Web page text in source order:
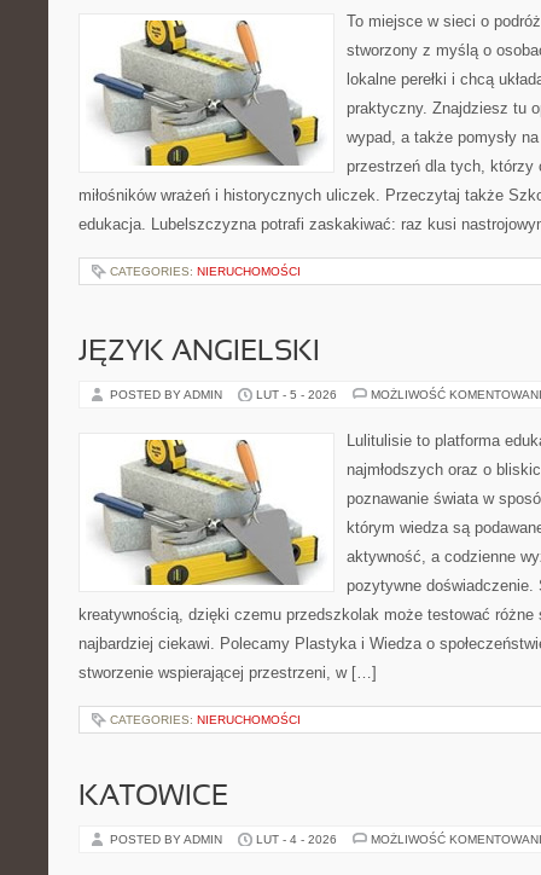
To miejsce w sieci o
stworzony z myślą o
lokalne perełki i chcą
praktyczny. Znajdziesz tu
wypad, a także pomysły
przestrzeń dla tych, którzy
miłośników wrażeń i historycznych uliczek. Przeczytaj także
edukacja. Lubelszczyzna potrafi zaskakiwać: raz kusi
CATEGORIES: NIERUCHOMOŚCI
JĘZYK ANGIELSKI
POSTED BY ADMIN LUT - 5 - 2026 MOŻLIWOŚĆ
Lulitulisie to platforma
najmłodszych oraz o
poznawanie świata w
którym wiedza są
aktywność, a codzienne
pozytywne doświadczenie.
kreatywnością, dzięki czemu przedszkolak może testować
najbardziej ciekawi. Polecamy Plastyka i Wiedza o
stworzenie wspierającej przestrzeni, w […]
CATEGORIES: NIERUCHOMOŚCI
KATOWICE
POSTED BY ADMIN LUT - 4 - 2026 MOŻLIWOŚĆ